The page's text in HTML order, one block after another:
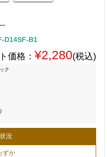
D14SF-B1
価格： ¥2,280(税込)
ク
況
ずか